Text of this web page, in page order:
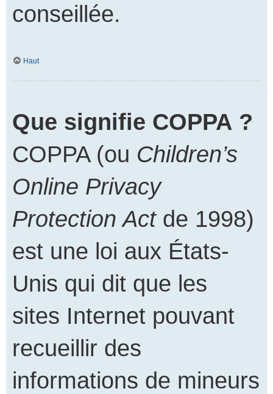
conseillée.
Haut
Que signifie COPPA ?
COPPA (ou Children’s
Online Privacy
Protection Actde 1998)
est une loi aux États-
Unis qui dit que les
sites Internet pouvant
recueillir des
informations de mineurs